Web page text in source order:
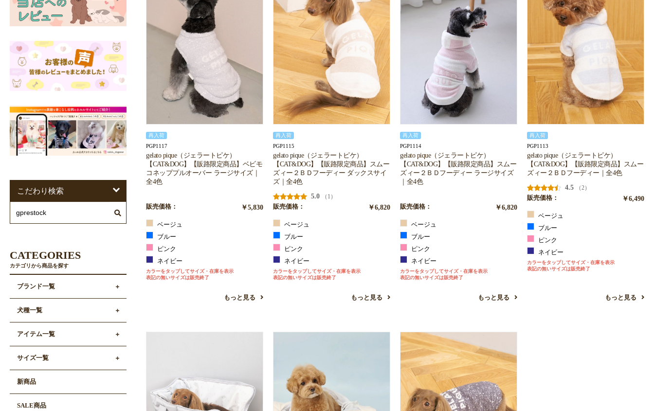
再入荷
PGP1117
gelato pique（ジェラートピケ）
【CAT&DOG】【販路限定商品】ベビモ
コネッププルオーバー ラージサイズ｜
全4色
販売価格： ￥5,830
ベージュ
ブルー
ピンク
ネイビー
カラーをタップしてサイズ・在庫を表示
表記の無いサイズは販売終了
もっと見る
再入荷
PGP1115
gelato pique（ジェラートピケ）
【CAT&DOG】【販路限定商品】スムー
ズィー２ＢＤフーディー ダックスサイ
ズ｜全4色
5.0
（1）
販売価格：
￥6,820
ベージュ
ブルー
ピンク
ネイビー
カラーをタップしてサイズ・在庫を表示
表記の無いサイズは販売終了
もっと見る
再入荷
PGP1114
gelato pique（ジェラートピケ）
【CAT&DOG】【販路限定商品】スムー
ズィー２ＢＤフーディー ラージサイズ
｜全4色
販売価格： ￥6,820
ベージュ
ブルー
ピンク
ネイビー
カラーをタップしてサイズ・在庫を表示
表記の無いサイズは販売終了
もっと見る
再入荷
PGP1113
gelato pique（ジェラートピケ）
【CAT&DOG】【販路限定商品】スムー
ズィー２ＢＤフーディー｜全4色
4.5
（2）
販売価格：
￥6,490
ベージュ
ブルー
ピンク
ネイビー
カラーをタップしてサイズ・在庫を表示
表記の無いサイズは販売終了
もっと見る
こだわり検索
CATEGORIES
カテゴリから商品を探す
ブランド一覧
犬種一覧
アイテム一覧
サイズ一覧
新商品
SALE商品